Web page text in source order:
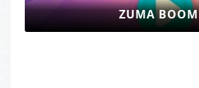
ZUMA BOOM